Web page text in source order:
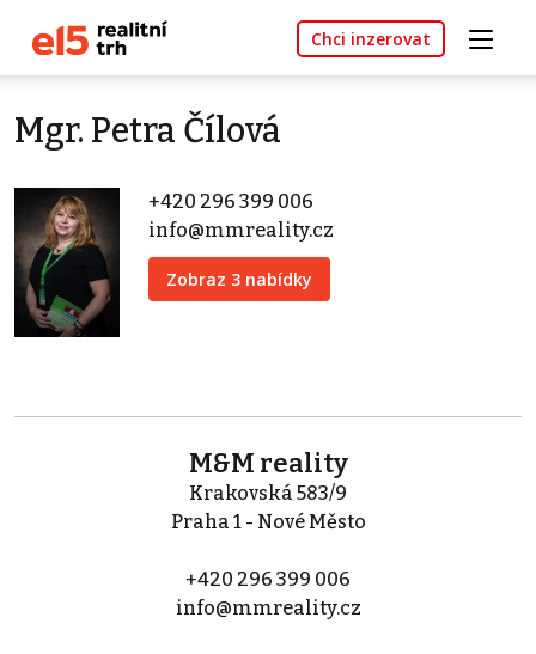
Chci inzerovat
Mgr. Petra Čílová
+420 296 399 006
info@mmreality.cz
Zobraz 3 nabídky
M&M reality
Krakovská 583/9
Praha 1 - Nové Město
+420 296 399 006
info@mmreality.cz